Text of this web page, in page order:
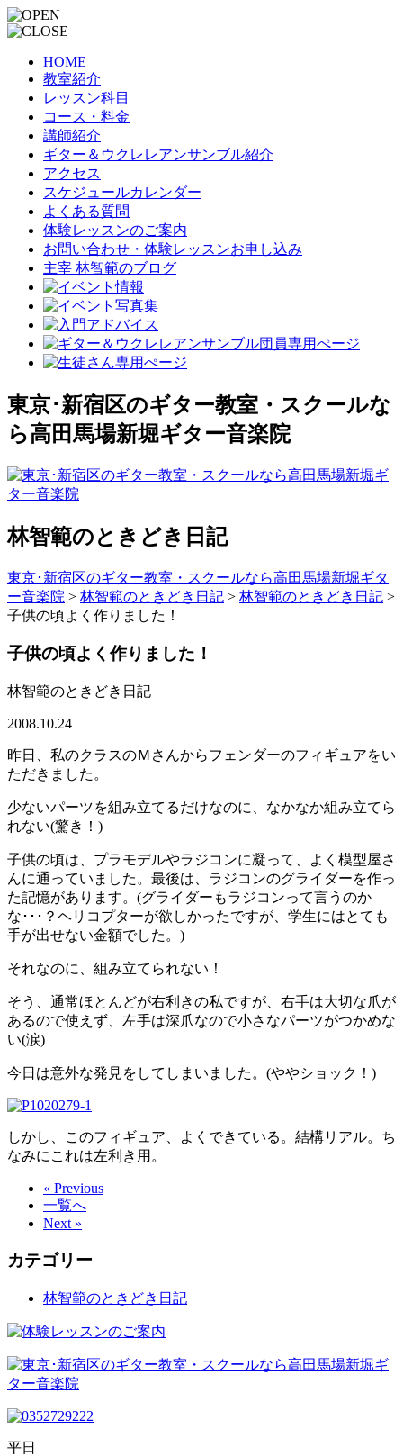
HOME
教室紹介
レッスン科目
コース・料金
講師紹介
ギター＆ウクレレアンサンブル紹介
アクセス
スケジュールカレンダー
よくある質問
体験レッスンのご案内
お問い合わせ・体験レッスンお申し込み
主宰 林智範のブログ
東京･新宿区のギター教室・スクールな
ら高田馬場新堀ギター音楽院
林智範のときどき日記
東京･新宿区のギター教室・スクールなら高田馬場新堀ギタ
ー音楽院 > 林智範のときどき日記 > 林智範のときどき日記 >
子供の頃よく作りました！
子供の頃よく作りました！
林智範のときどき日記
2008.10.24
昨日、私のクラスのＭさんからフェンダーのフィギュアをい
ただきました。
少ないパーツを組み立てるだけなのに、なかなか組み立てら
れない(驚き！)
子供の頃は、プラモデルやラジコンに凝って、よく模型屋さ
んに通っていました。最後は、ラジコンのグライダーを作っ
た記憶があります。(グライダーもラジコンって言うのか
な･･･？ヘリコプターが欲しかったですが、学生にはとても
手が出せない金額でした。)
それなのに、組み立てられない！
そう、通常ほとんどが右利きの私ですが、右手は大切な爪が
あるので使えず、左手は深爪なので小さなパーツがつかめな
い(涙)
今日は意外な発見をしてしまいました。(ややショック！)
しかし、このフィギュア、よくできている。結構リアル。ち
なみにこれは左利き用。
« Previous
一覧へ
Next »
カテゴリー
林智範のときどき日記
平日